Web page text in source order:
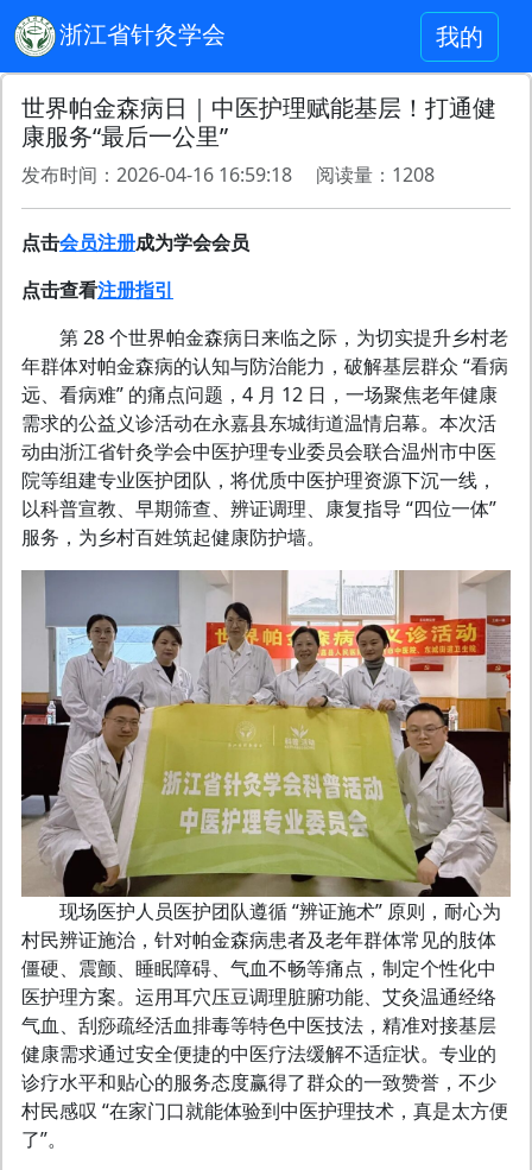
浙江省针灸学会 我的
世界帕金森病日｜中医护理赋能基层！打通健
康服务“最后一公里”
发布时间：2026-04-16 16:59:18 阅读量：1208
点击会员注册成为学会会员
点击查看注册指引
第 28 个世界帕金森病日来临之际，为切实提升乡村老
年群体对帕金森病的认知与防治能力，破解基层群众 “看病
远、看病难” 的痛点问题，4 月 12 日，一场聚焦老年健康
需求的公益义诊活动在永嘉县东城街道温情启幕。本次活
动由浙江省针灸学会中医护理专业委员会联合温州市中医
院等组建专业医护团队，将优质中医护理资源下沉一线，
以科普宣教、早期筛查、辨证调理、康复指导 “四位一体”
服务，为乡村百姓筑起健康防护墙。
现场医护人员医护团队遵循 “辨证施术” 原则，耐心为
村民辨证施治，针对帕金森病患者及老年群体常见的肢体
僵硬、震颤、睡眠障碍、气血不畅等痛点，制定个性化中
医护理方案。运用耳穴压豆调理脏腑功能、艾灸温通经络
气血、刮痧疏经活血排毒等特色中医技法，精准对接基层
健康需求通过安全便捷的中医疗法缓解不适症状。专业的
诊疗水平和贴心的服务态度赢得了群众的一致赞誉，不少
村民感叹 “在家门口就能体验到中医护理技术，真是太方便
了”。